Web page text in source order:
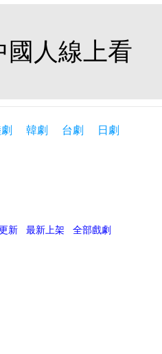
國人線上看
韓劇 台劇 日劇
新 最新上架 全部戲劇